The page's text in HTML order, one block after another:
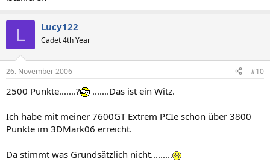
L Lucy122
Cadet 4th Year
26. November 2006 #10
2500 Punkte.......? .......Das ist ein Witz.
Ich habe mit meiner 7600GT Extrem PCIe schon über 3800
Punkte im 3DMark06 erreicht.
Da stimmt was Grundsätzlich nicht.........